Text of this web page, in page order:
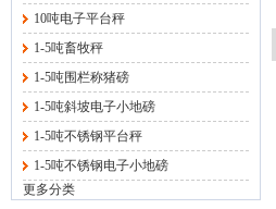
10吨电子平台秤
1-5吨畜牧秤
1-5吨围栏称猪磅
1-5吨斜坡电子小地磅
1-5吨不锈钢平台秤
1-5吨不锈钢电子小地磅
更多分类